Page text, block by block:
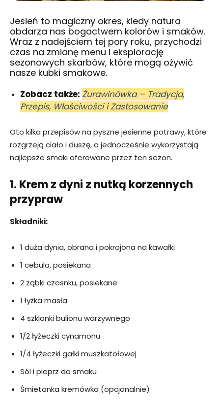
Jesień to magiczny okres, kiedy natura
obdarza nas bogactwem kolorów i smaków.
Wraz z nadejściem tej pory roku, przychodzi
czas na zmianę menu i eksplorację
sezonowych skarbów, które mogą ożywić
nasze kubki smakowe.
Zobacz także: Żurawinówka – Tradycja,
Przepis, Właściwości i Zastosowanie
Oto kilka przepisów na pyszne jesienne potrawy, które
rozgrzeją ciało i duszę, a jednocześnie wykorzystają
najlepsze smaki oferowane przez ten sezon.
1. Krem z dyni z nutką korzennych
przypraw
Składniki:
1 duża dynia, obrana i pokrojona na kawałki
1 cebula, posiekana
2 ząbki czosnku, posiekane
1 łyżka masła
4 szklanki bulionu warzywnego
1/2 łyżeczki cynamonu
1/4 łyżeczki gałki muszkatołowej
Sól i pieprz do smaku
Śmietanka kremówka (opcjonalnie)